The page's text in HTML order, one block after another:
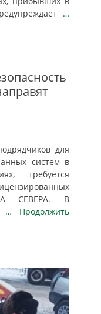
…
для
систем в
требуется
СЕВЕРА. В
… Продолжить